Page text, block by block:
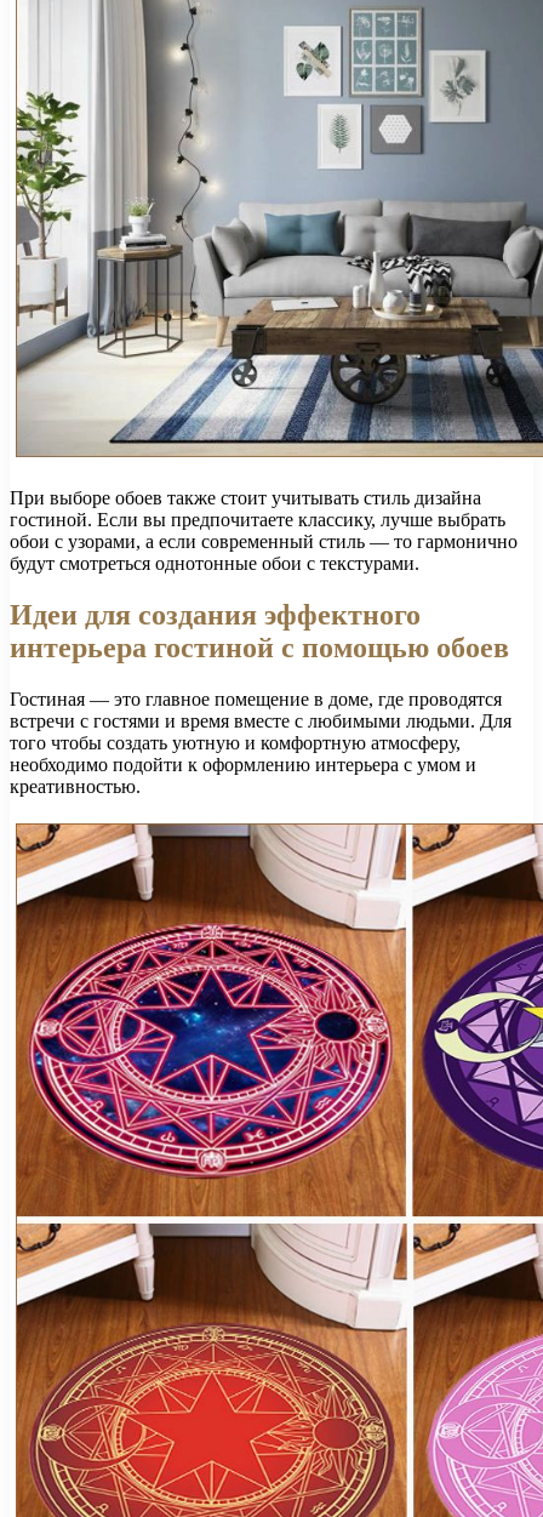
При выборе обоев также стоит учитывать стиль дизайна
гостиной. Если вы предпочитаете классику, лучше выбрать
обои с узорами, а если современный стиль — то гармонично
будут смотреться однотонные обои с текстурами.
Идеи для создания эффектного
интерьера гостиной с помощью обоев
Гостиная — это главное помещение в доме, где проводятся
встречи с гостями и время вместе с любимыми людьми. Для
того чтобы создать уютную и комфортную атмосферу,
необходимо подойти к оформлению интерьера с умом и
креативностью.